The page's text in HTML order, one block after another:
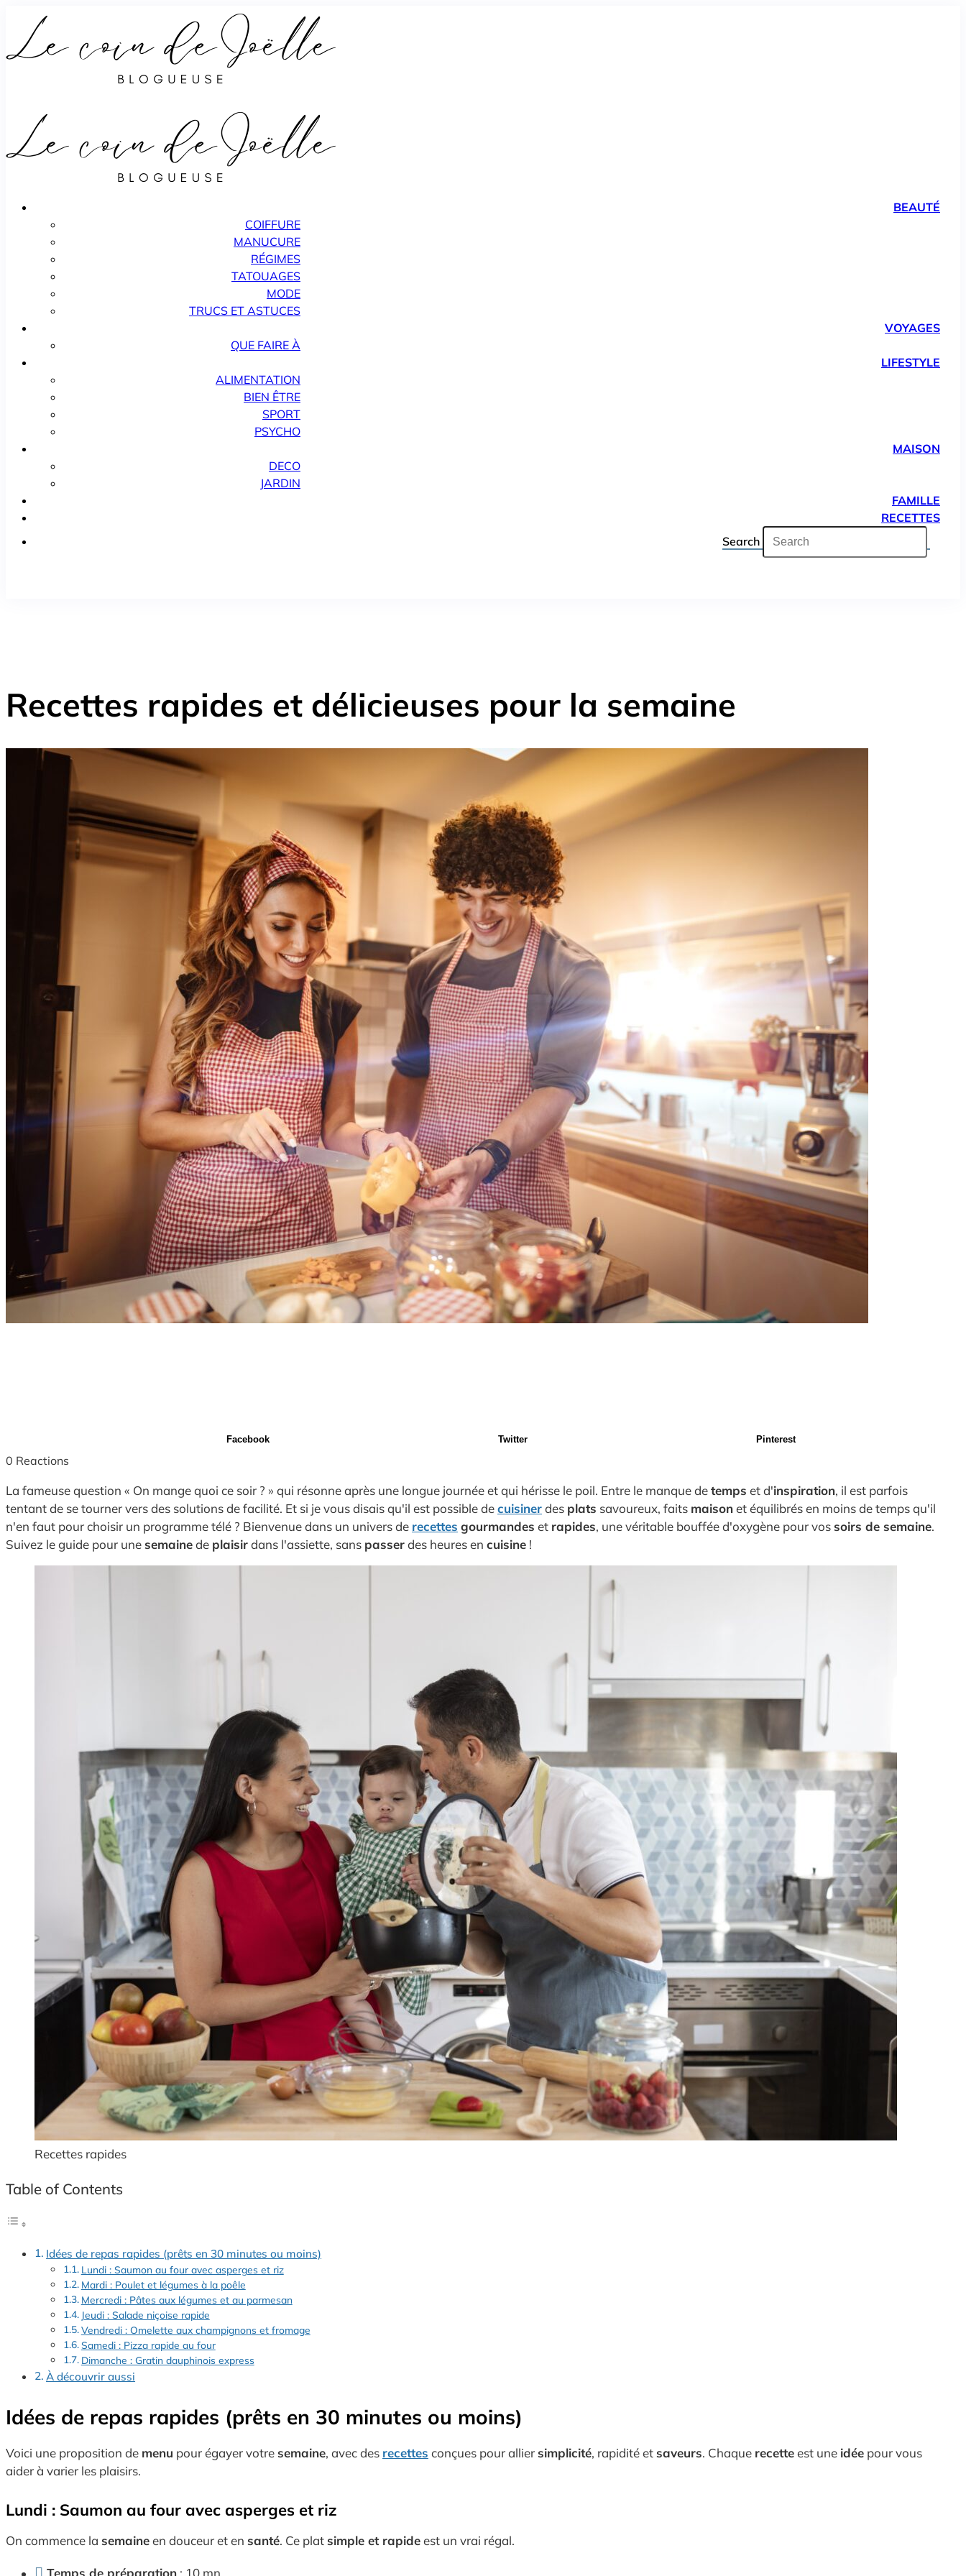
BEAUTÉ
COIFFURE
MANUCURE
RÉGIMES
TATOUAGES
MODE
TRUCS ET ASTUCES
VOYAGES
QUE FAIRE À
LIFESTYLE
ALIMENTATION
BIEN ÊTRE
SPORT
PSYCHO
MAISON
DECO
JARDIN
FAMILLE
RECETTES
Search
Recettes rapides et délicieuses pour la semaine
Facebook Twitter Pinterest
0 Reactions
La fameuse question « On mange quoi ce soir ? » qui résonne après une longue journée et qui hérisse le poil. Entre le manque detemps et d'inspiration, il est parfois
tentant de se tourner vers des solutions de facilité. Et si je vous disais qu'il est possible decuisinerdes plats savoureux, faits maisonet équilibrés en moins de temps qu'il
n'en faut pour choisir un programme télé ? Bienvenue dans un univers de recettes gourmandes et rapides, une véritable bouffée d'oxygène pour vos soirs de semaine.
Suivez le guide pour une semainede plaisirdans l'assiette, sans passerdes heures en cuisine !
Recettes rapides
Table of Contents
Idées de repas rapides (prêts en 30 minutes ou moins)
Lundi : Saumon au four avec asperges et riz
Mardi : Poulet et légumes à la poêle
Mercredi : Pâtes aux légumes et au parmesan
Jeudi : Salade niçoise rapide
Vendredi : Omelette aux champignons et fromage
Samedi : Pizza rapide au four
Dimanche : Gratin dauphinois express
À découvrir aussi
Idées de repas rapides (prêts en 30 minutes ou moins)
Voici une proposition de menu pour égayer votre semaine, avec des recettes conçues pour allier simplicité, rapidité et saveurs. Chaque recetteest une idée pour vous
aider à varier les plaisirs.
Lundi : Saumon au four avec asperges et riz
On commence la semaineen douceur et en santé. Ce plat simple et rapideest un vrai régal.